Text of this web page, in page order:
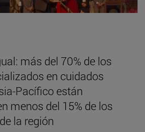
más del 70% de los
en cuidados
Pacífico están
menos del 15% de los
la región